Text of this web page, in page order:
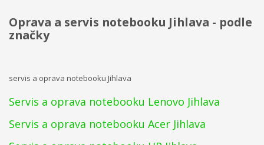
Oprava a servis notebooku Jihlava - podle
značky
servis a oprava notebooku Jihlava
Servis a oprava notebooku Lenovo Jihlava
Servis a oprava notebooku Acer Jihlava